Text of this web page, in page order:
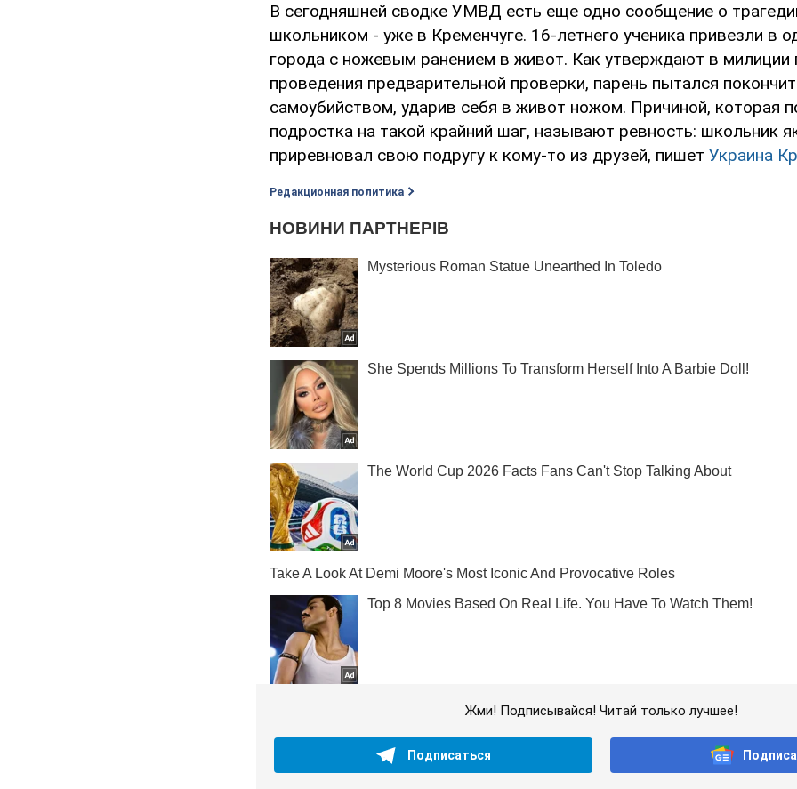
В сегодняшней сводке УМВД есть еще одно сообщение о
школьником - уже в Кременчуге. 16-летнего ученика привезли в
города с ножевым ранением в живот. Как утверждают в милиции
проведения предварительной проверки, парень пытался
самоубийством, ударив себя в живот ножом. Причиной, которая
подростка на такой крайний шаг, называют ревность: школьник
приревновал свою подругу к кому-то из друзей, пишет Украина
Редакционная политика
Жми! Подписывайся! Читай только лучшее!
Подписаться